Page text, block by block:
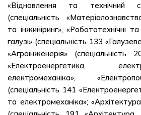
«Відновлення та технічний
(спеціальність
та інжиніринг», «Робототехнічні
галузі» (спеціальність 133
«Агроінженерія» (спеціальність
«Електроенергетика,
електромеханіка»,
(спеціальність 141
та електромеханіка»;